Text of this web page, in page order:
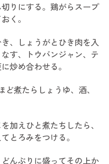
りにする。鶏がらスープ
く。
、しょうがとひき肉を入
す、トウバンジャン、テ
炒め合わせる。
煮たらしょうゆ、酒、
加えひと煮たちしたら、
とろみをつける。
んぶりに盛ってその上か